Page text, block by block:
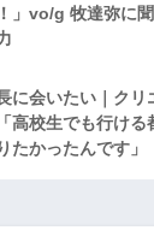
」vo/g 牧達弥に
に会いたい｜クリ
高校生でも行ける
たかったんです」